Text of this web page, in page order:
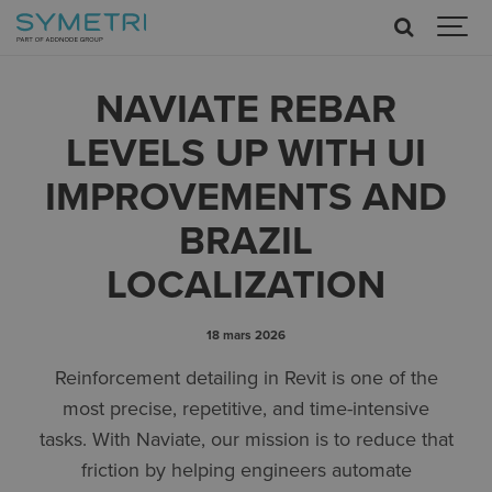
NAVIATE REBAR
LEVELS UP WITH UI
IMPROVEMENTS AND
BRAZIL
LOCALIZATION
18 mars 2026
Reinforcement detailing in Revit is one of the
most precise, repetitive, and time-intensive
tasks. With Naviate, our mission is to reduce that
friction by helping engineers automate